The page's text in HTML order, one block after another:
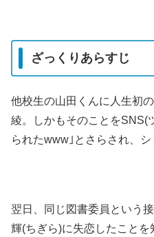
ざっくりあらすじ
他校生の山田くんに人生初
綾。しかもそのことをSNS(
られたwww｣とさらされ、シ
翌日、同じ図書委員という
輝(ちぎら)に失恋したこと